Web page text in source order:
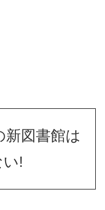
新図書館は
!